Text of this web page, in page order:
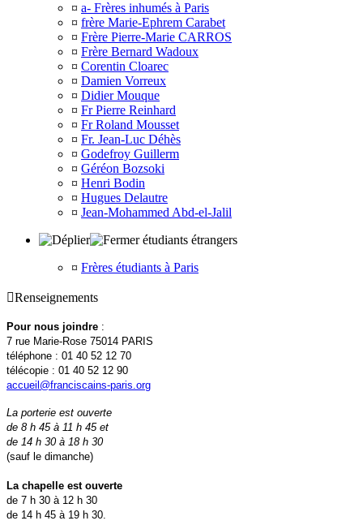
¤ a- Frères inhumés à Paris
¤ frère Marie-Ephrem Carabet
¤ Frère Pierre-Marie CARROS
¤ Frère Bernard Wadoux
¤ Corentin Cloarec
¤ Damien Vorreux
¤ Didier Mouque
¤ Fr Pierre Reinhard
¤ Fr Roland Mousset
¤ Fr. Jean-Luc Déhès
¤ Godefroy Guillerm
¤ Géréon Bozsoki
¤ Henri Bodin
¤ Hugues Delautre
¤ Jean-Mohammed Abd-el-Jalil
étudiants étrangers
¤ Frères étudiants à Paris
Renseignements
Pour nous joindre :
7 rue Marie-Rose 75014 PARIS
téléphone : 01 40 52 12 70
télécopie : 01 40 52 12 90
accueil@franciscains-paris.org
La porterie est ouverte
de 8 h 45 à 11 h 45 et
de 14 h 30 à 18 h 30
(sauf le dimanche)
La chapelle est ouverte
de 7 h 30 à 12 h 30
de 14 h 45 à 19 h 30.